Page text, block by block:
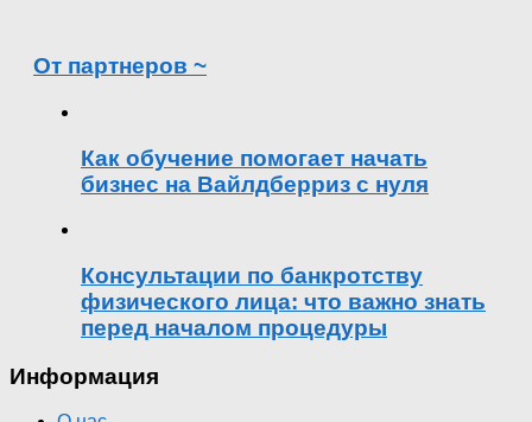
От партнеров ~
Как обучение помогает начать
бизнес на Вайлдберриз с нуля
Консультации по банкротству
физического лица: что важно знать
перед началом процедуры
Информация